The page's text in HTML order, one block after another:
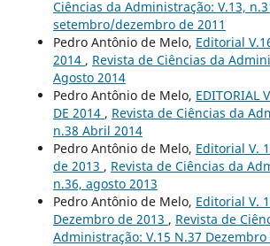
Ciências da Administração: V.13,
setembro/dezembro de 2011
Pedro Antônio de Melo, Editorial
2014 , Revista de Ciências da
Agosto 2014
Pedro Antônio de Melo, EDITORIAL
DE 2014 , Revista de Ciências da
n.38 Abril 2014
Pedro Antônio de Melo, Editorial V.
de 2013 , Revista de Ciências da
n.36, agosto 2013
Pedro Antônio de Melo, Editorial V.
Dezembro de 2013 , Revista de
Administração: V.15 N.37 Dezembro